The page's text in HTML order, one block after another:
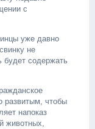
с
уже давно
не
будет содержать
развитым, чтобы
напоказ
животных,